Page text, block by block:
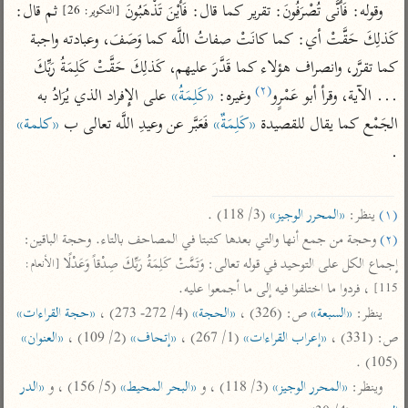
جمع الأقوال
تفسير ابن الجوزي
تفسير الماوردي
منتقاة
عامّة
تفسير السمعاني
تفسير مكّي
محاسن التأويل
للقاسمي
تفسير الثعالبي
تفسير الرازي
أخرى
أضواء البيان
لغة وبلاغة
التحرير والتنوير
المحرر الوجيز لابن
عطية
البحر المحيط لأبي
حيان
البسيط للواحدي
تفسير ابن عثيمين
مركَّزة العبارة
تفسير الجلالين
الوجيز للواحدي
تفسير ابن أبي زمنين
آثار
المأثور
وقوله: فَأَنَّى تُصْرَفُونَ: تقرير كما قال: فَأَيْنَ تَذْهَبُونَ [التكوير: 26]
... الآية، وقرأ أبو عَمْرٍو(٢) وغيره: «كَلِمَةُ»
الجَمْع كما يقال للقصيدة «كَلِمَةٌ» فَعَبَّر عن وعيدِ اللَّه تعالى ب «كلمة»
.
(١) ينظر: «المحرر الوجيز» (3/ 118) .
(٢)
إجماع الكل على التوحيد في قوله تعالى: وَتَمَّتْ كَلِمَةُ رَبِّكَ صِدْقاً وَعَدْلًا
115]
، فردوا ما اختلفوا فيه إلى ما أجمعوا عليه.
ينظر: «السبعة» ص: (326) ، «الحجة» (4/ 272- 273) ،
«حجة القراءات»
ص: (331) ،
«إعراب القراءات» (1/ 267) ، «إتحاف» (2/ 109) ،
«العنوان»
(105) .
وينظر: «المحرر الوجيز» (3/ 118) ، و «البحر المحيط» (5/ 156) ، و
«الدر